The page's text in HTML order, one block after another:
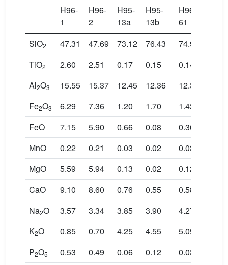
H96-
1
H96-
2
H95-
13a
H95-
13b
H96-
61
SiO2 47.31 47.69 73.12 76.43 74.98
TiO2 2.60 2.51 0.17 0.15 0.14
Al2O3 15.55 15.37 12.45 12.36 12.37
Fe2O3 6.29 7.36 1.20 1.70 1.42
FeO
7.15 5.90 0.66 0.08 0.36
MnO
0.22 0.21 0.03 0.02 0.03
MgO
5.59 5.94 0.13 0.02 0.12
CaO
9.10 8.60 0.76 0.55 0.58
Na2O 3.57 3.34 3.85 3.90 4.27
K2O 0.85 0.70 4.25 4.55 5.09
P2O5 0.53 0.49 0.06 0.12 0.03